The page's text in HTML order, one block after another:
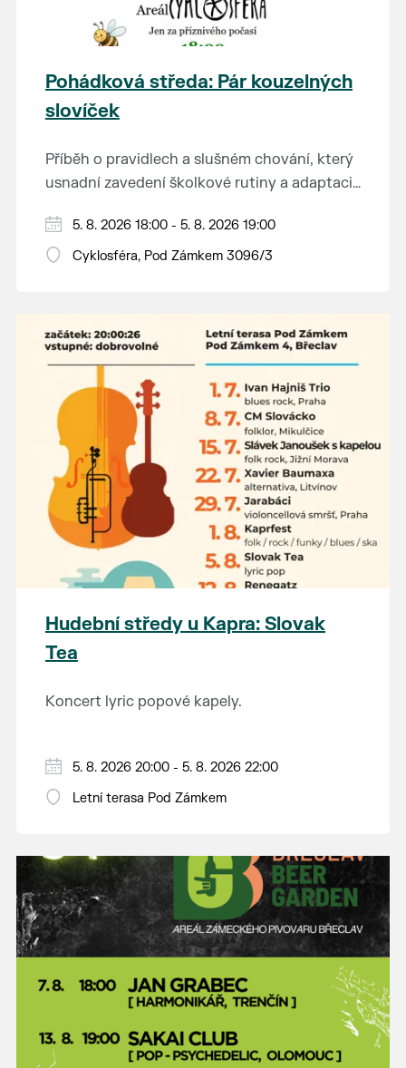
Pohádková středa: Pár kouzelných
slovíček
Příběh o pravidlech a slušném chování, který
usnadní zavedení školkové rutiny a adaptaci
Hraje se jen za příznivého počasí.
Vstupné dobrovolné.
5. 8. 2026 18:00 - 5. 8. 2026 19:00
Cyklosféra, Pod Zámkem 3096/3
Hudební středy u Kapra: Slovak
Tea
Koncert lyric popové kapely.
5. 8. 2026 20:00 - 5. 8. 2026 22:00
Letní terasa Pod Zámkem